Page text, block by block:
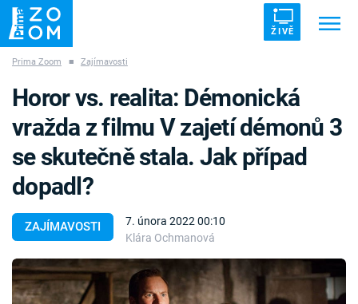
ŽIVĚ
ZÁHADY VETŘELCI DÁVNOVĚKU
Témata
Témata
Pořady
Prima Zoom ■ Zajímavosti
ZAJÍMAVOSTI
7. února 2022 00:10
Klára Ochmanová
Horor vs. realita: Démonická
vražda z filmu V zajetí démonů 3
se skutečně stala. Jak případ
dopadl?